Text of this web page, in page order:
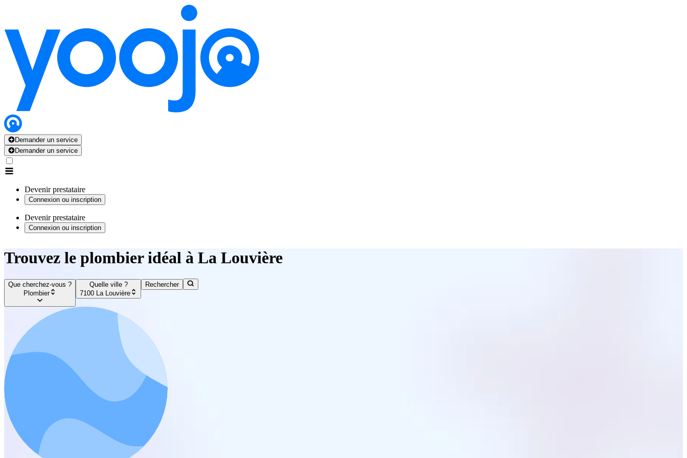
Demander un service
Demander un service
Devenir prestataire
Connexion ou inscription
Devenir prestataire
Connexion ou inscription
Trouvez le plombier idéal à La Louvière
Que cherchez-vous ?
Plombier
Quelle ville ?
7100 La Louvière
Rechercher